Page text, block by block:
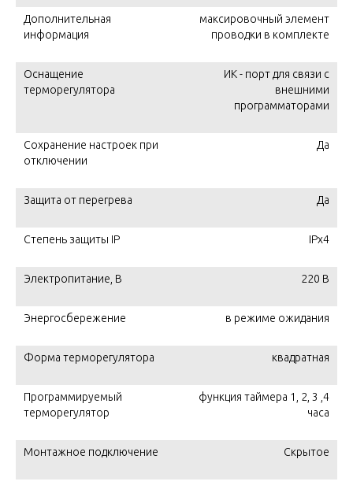
Дополнительная
информация
максировочный элемент
проводки в комплекте
Оснащение
терморегулятора
ИК - порт для связи с
внешними
программаторами
Сохранение настроек при
отключении
Да
Защита от перегрева Да
Степень защиты IP IPx4
Электропитание, В 220 В
Энергосбережение в режиме ожидания
Форма терморегулятора квадратная
Программируемый
терморегулятор
функция таймера 1, 2, 3 ,4
часа
Монтажное подключение Скрытое